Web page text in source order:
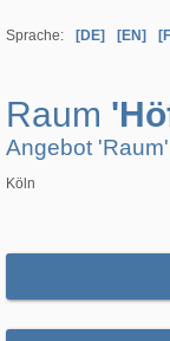
Sprache: [DE] [EN]
Raum
Angebot
Köln